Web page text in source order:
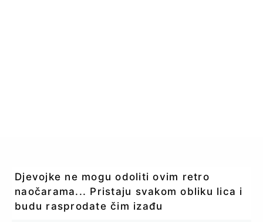
Djevojke ne mogu odoliti ovim retro
naočarama... Pristaju svakom obliku lica i
budu rasprodate čim izađu